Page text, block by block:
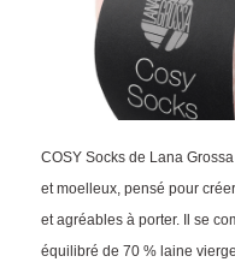
COSY Socks de Lana
et moelleux, pensé pour
et agréables à porter. Il se
équilibré de 70 % laine